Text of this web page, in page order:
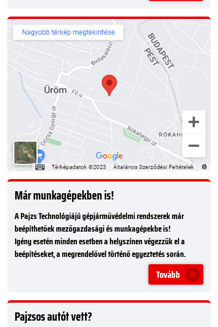
Már munkagépekben is!
A Pajzs Technológiájú gépjárművédelmi rendszerek már
beépíthetőek mezőgazdasági és munkagépekbe is!
Igény esetén minden esetben a helyszínen végezzük el a
beépítéseket, a megrendelővel történő egyeztetés során.
Tovább
Pajzsos autót vett?